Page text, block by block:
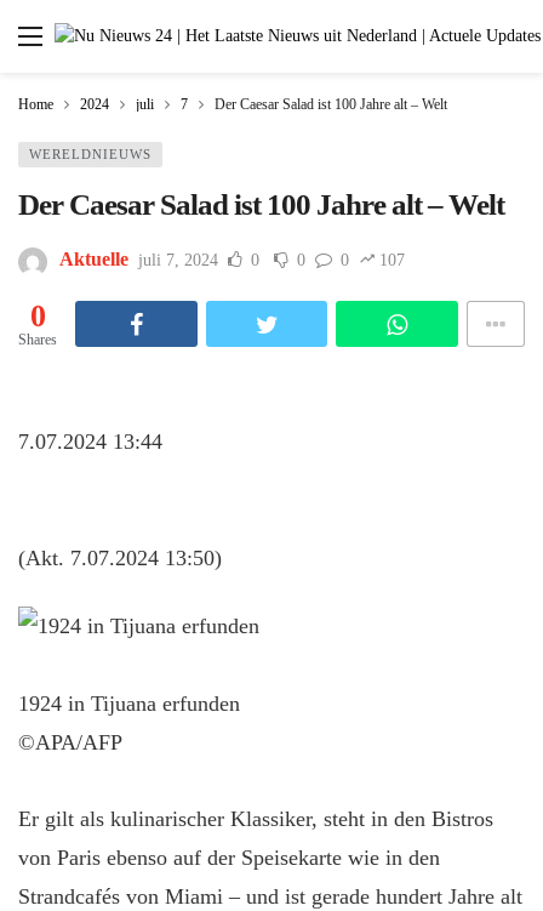
Home 2024 juli 7 Der Caesar Salad ist 100 Jahre alt – Welt
WERELDNIEUWS
Der Caesar Salad ist 100 Jahre alt – Welt
Aktuelle juli 7, 2024 0 0 0 107
0
Shares
7.07.2024 13:44
(Akt. 7.07.2024 13:50)
1924 in Tijuana erfunden
©APA/AFP
Er gilt als kulinarischer Klassiker, steht in den Bistros
von Paris ebenso auf der Speisekarte wie in den
Strandcafés von Miami – und ist gerade hundert Jahre alt